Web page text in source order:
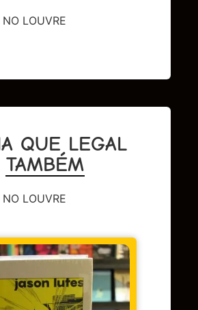
LOUVRE
QUE LEGAL
TAMBÉM
LOUVRE